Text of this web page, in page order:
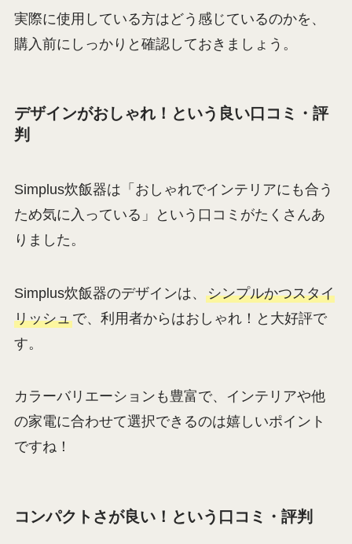
実際に使用している方はどう感じているのかを、
購入前にしっかりと確認しておきましょう。
デザインがおしゃれ！という良い口コミ・評
判
Simplus炊飯器は「おしゃれでインテリアにも合う
ため気に入っている」という口コミがたくさんあ
りました。
Simplus炊飯器のデザインは、 シンプルかつスタイ
リッシュで、利用者からはおしゃれ！と大好評で
す。
カラーバリエーションも豊富で、インテリアや他
の家電に合わせて選択できるのは嬉しいポイント
ですね！
コンパクトさが良い！という口コミ・評判